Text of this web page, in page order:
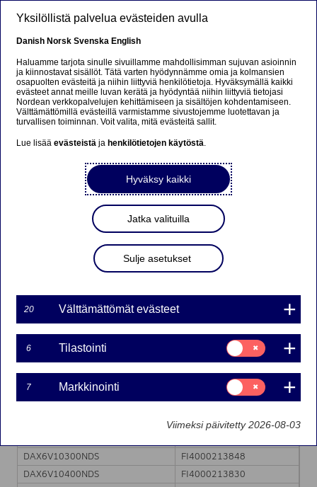
DAX WARRANTTIEN
ERÄÄNTYMINEN
21.10.2016
21-10-2016 11:08
Seuraavien warranttien kaupankäynti loppuu tänään
21.10.2016 klo 14:00 tuotteiden erääntymisen vuoksi:
Isin
DAX6J10100NDS
FI4000205299
DAX6J10200NDS
DAX6J10300NDS
FI4000205273
DAX6J10500NDS
FI4000205265
DAX6J10700NDS
FI4000213806
DAX6J10800NDS
FI4000213798
FI4000213780
DAX6V10300NDS
FI4000213848
DAX6V10400NDS
FI4000213830
Yksilöllistä palvelua evästeiden avulla
Danish Norsk Svenska English
Haluamme tarjota sinulle sivuillamme mahdollisimman sujuvan asioinnin
ja kiinnostavat sisällöt. Tätä varten hyödynnämme omia ja kolmansien
osapuolten evästeitä ja niihin liittyviä henkilötietoja. Hyväksymällä kaikki
evästeet annat meille luvan kerätä ja hyödyntää niihin liittyviä tietojasi
Nordean verkkopalvelujen kehittämiseen ja sisältöjen kohdentamiseen.
Välttämättömillä evästeillä varmistamme sivustojemme luotettavan ja
turvallisen toiminnan. Voit valita, mitä evästeitä sallit.
Lue lisääevästeistä ja henkilötietojen käytöstä.
Hyväksy kaikki
Jatka valituilla
Sulje asetukset
20 Välttämättömät evästeet
6 Tilastointi
Suostumusvalinta:
Tilastointi
7 Markkinointi
Suostumusvalinta:
Markkinointi
Viimeksi päivitetty 2026-08-03